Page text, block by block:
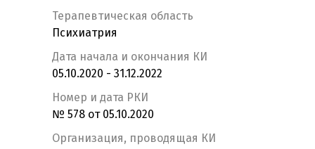
Терапевтическая область
Психиатрия
Дата начала и окончания КИ
05.10.2020 - 31.12.2022
Номер и дата РКИ
№ 578 от 05.10.2020
Организация, проводящая КИ